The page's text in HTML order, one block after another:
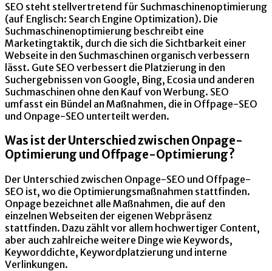
SEO steht stellvertretend für Suchmaschinenoptimierung
(auf Englisch: Search Engine Optimization). Die
Suchmaschinenoptimierung beschreibt eine
Marketingtaktik, durch die sich die Sichtbarkeit einer
Webseite in den Suchmaschinen organisch verbessern
lässt. Gute SEO verbessert die Platzierung in den
Suchergebnissen von Google, Bing, Ecosia und anderen
Suchmaschinen ohne den Kauf von Werbung. SEO
umfasst ein Bündel an Maßnahmen, die in Offpage-SEO
und Onpage-SEO unterteilt werden.
Was ist der Unterschied zwischen Onpage-
Optimierung und Offpage-Optimierung?
Der Unterschied zwischen Onpage-SEO und Offpage-
SEO ist, wo die Optimierungsmaßnahmen stattfinden.
Onpage bezeichnet alle Maßnahmen, die auf den
einzelnen Webseiten der eigenen Webpräsenz
stattfinden. Dazu zählt vor allem hochwertiger Content,
aber auch zahlreiche weitere Dinge wie Keywords,
Keyworddichte, Keywordplatzierung und interne
Verlinkungen.